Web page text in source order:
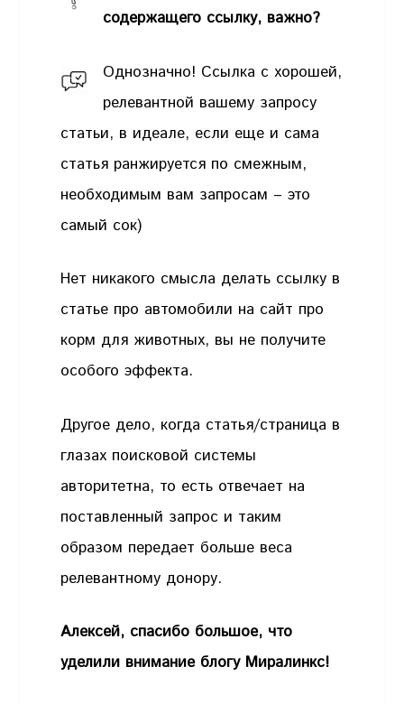
содержащего ссылку, важно?
Однозначно! Ссылка с хорошей,
релевантной вашему запросу
статьи, в идеале, если еще и сама
статья ранжируется по смежным,
необходимым вам запросам – это
самый сок)
Нет никакого смысла делать ссылку в
статье про автомобили на сайт про
корм для животных, вы не получите
особого эффекта.
Другое дело, когда статья/страница в
глазах поисковой системы
авторитетна, то есть отвечает на
поставленный запрос и таким
образом передает больше веса
релевантному донору.
Алексей, спасибо большое, что
уделили внимание блогу Миралинкс!